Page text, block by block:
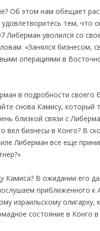
Об этом нам обещает
тем, что
Либерман уволился со
«Занялся бизнесом,
операциями в
в подробности своего
снова Камису, который
близкой связи с
вел бизнесы в Конго? В
Либерман все еще
Камиса? В ожидании его
приближенного к
израильскому олигарху,
состояние в Конго